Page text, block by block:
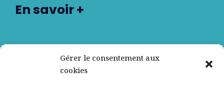
Gérer le consentement aux
cookies
En savoir +